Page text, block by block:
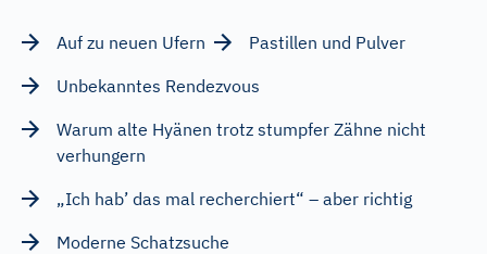
Auf zu neuen Ufern
Pastillen und Pulver
Unbekanntes Rendezvous
Warum alte Hyänen trotz stumpfer Zähne nicht
verhungern
„Ich hab’ das mal recherchiert“ – aber richtig
Moderne Schatzsuche